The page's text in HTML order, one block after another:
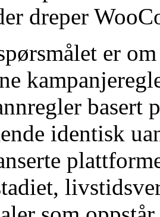
dreper
er
basert
identisk